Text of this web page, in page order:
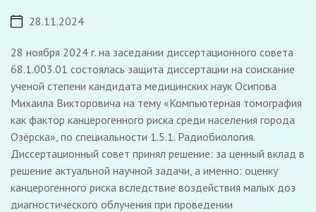
28.11.2024
28 ноября 2024 г. на заседании диссертационного совета
68.1.003.01 состоялась защита диссертации на соискание
ученой степени кандидата медицинских наук Осипова
Михаила Викторовича на тему «Компьютерная томография
как фактор канцерогенного риска среди населения города
Озёрска», по специальности 1.5.1. Радиобиология.
Диссертационный совет принял решение: за ценный вклад в
решение актуальной научной задачи, а именно: оценку
канцерогенного риска вследствие воздействия малых доз
диагностического облучения при проведении